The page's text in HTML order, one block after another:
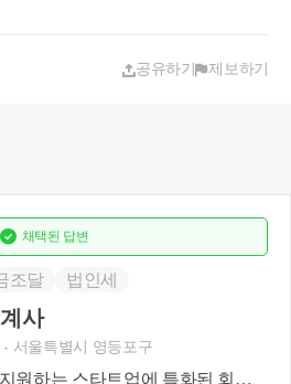
공유하기 제보하기
채택된 답변
조달 법인세
사
서울특별시 영등포구
원하는 스타트업에 특화된 회계